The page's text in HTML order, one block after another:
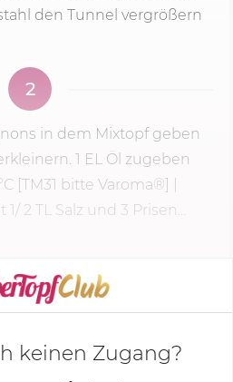
den Tunnel vergrößern
2
in dem Mixtopf geben
1 EL Öl zugeben
[TM31 bitte Varoma®] |
2 TL Salz und 3 Prisen...
STARTEN
keinen Zugang?